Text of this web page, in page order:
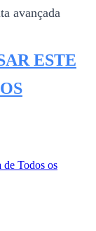
avançada
ESTE
de Todos os